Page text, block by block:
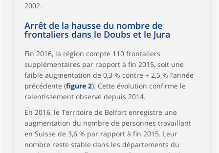
2002.
Arrêt de la hausse du nombre de
frontaliers dans le Doubs et le Jura
Fin 2016, la région compte 110 frontaliers
supplémentaires par rapport à fin 2015, soit une
faible augmentation de 0,3 % contre + 2,5 % l’année
précédente (figure 2). Cette évolution confirme le
ralentissement observé depuis 2014.
En 2016, le Territoire de Belfort enregistre une
augmentation du nombre de personnes travaillant
en Suisse de 3,6 % par rapport à fin 2015. Leur
nombre reste stable dans les départements du